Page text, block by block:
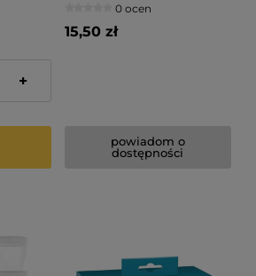
+
0 ocen
15,50 zł
powiadom o
dostępności